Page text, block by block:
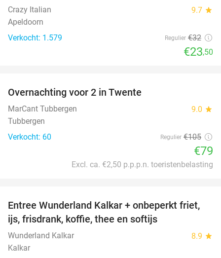
Crazy Italian 9.7 star
Apeldoorn
Verkocht: 1.579
Regulier €32
€23,50
Overnachting voor 2 in Twente
MarCant Tubbergen 9.0 star
Tubbergen
Verkocht: 60
Regulier €105
€79
Excl. ca. €2,50 p.p.p.n. toeristenbelasting
32%
Entree Wunderland Kalkar + onbeperkt friet,
ijs, frisdrank, koffie, thee en softijs
Wunderland Kalkar 8.9 star
Kalkar